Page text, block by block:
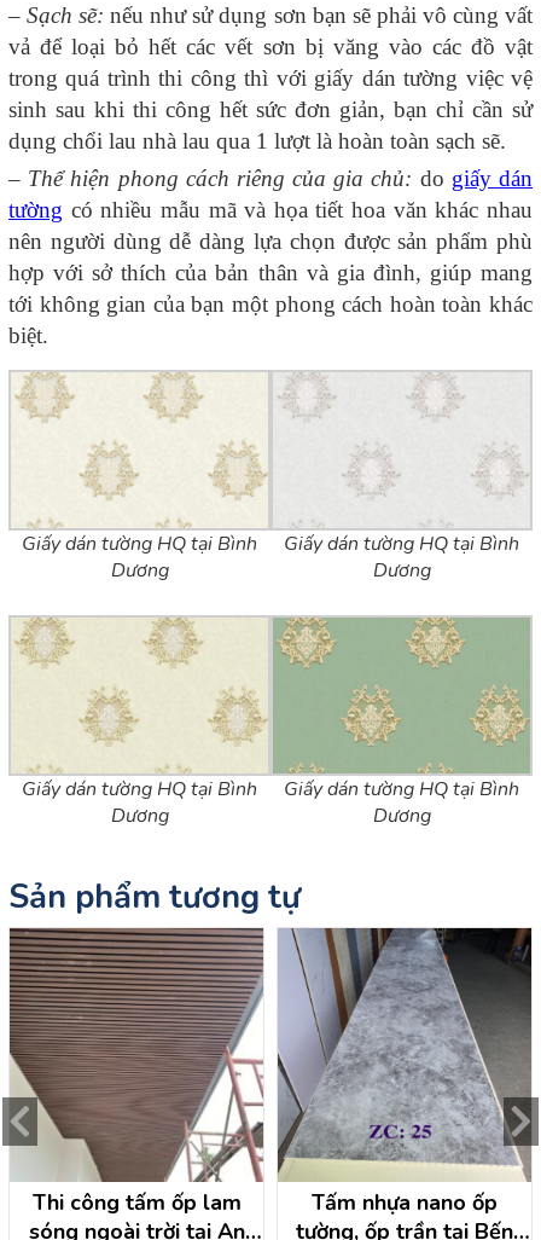
–Sạch sẽ: nếu như sử dụng sơn bạn sẽ phải vô cùng vất
vả để loại bỏ hết các vết sơn bị văng vào các đồ vật
trong quá trình thi công thì với giấy dán tường việc vệ
sinh sau khi thi công hết sức đơn giản, bạn chỉ cần sử
dụng chổi lau nhà lau qua 1 lượt là hoàn toàn sạch sẽ.
– Thể hiện phong cách riêng của gia chủ: do giấy dán
tường có nhiều mẫu mã và họa tiết hoa văn khác nhau
nên người dùng dễ dàng lựa chọn được sản phẩm phù
hợp với sở thích của bản thân và gia đình, giúp mang
tới không gian của bạn một phong cách hoàn toàn khác
biệt.
Giấy dán tường HQ tại Bình
Dương
Giấy dán tường HQ tại Bình
Dương
Giấy dán tường HQ tại Bình
Dương
Giấy dán tường HQ tại Bình
Dương
Sản phẩm tương tự
Thi công tấm ốp lam
sóng ngoài trời tại An
Tấm nhựa nano ốp
tường, ốp trần tại Bến